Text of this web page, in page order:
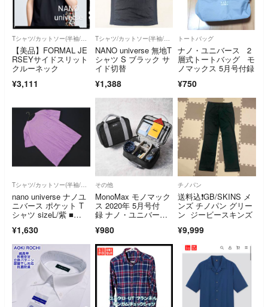
Tシャツ/カットソー(半袖/袖なし)
【美品】FORMAL JE
RSEYサイドスリット
クルーネック
¥3,111
Tシャツ/カットソー(半袖/袖なし)
NANO universe 無地T
シャツ S ブラック サ
イド切替
¥1,388
トートバッグ
ナノ・ユニバース 2
層式トートバッグ モ
ノマックス 5月号付録
¥750
Tシャツ/カットソー(半袖/袖なし)
nano universe ナノユ
ニバース ポケット T
シャツ sizeL/紫 ■
¥1,630
その他
MonoMax モノマック
ス 2020年 5月号付
録 ナノ・ユニバー
る! 整理バッグ
¥980
チノパン
送料込❗️GB/SKINS メ
ンズ チノパン グリー
ン ジービースキンズ
¥9,999